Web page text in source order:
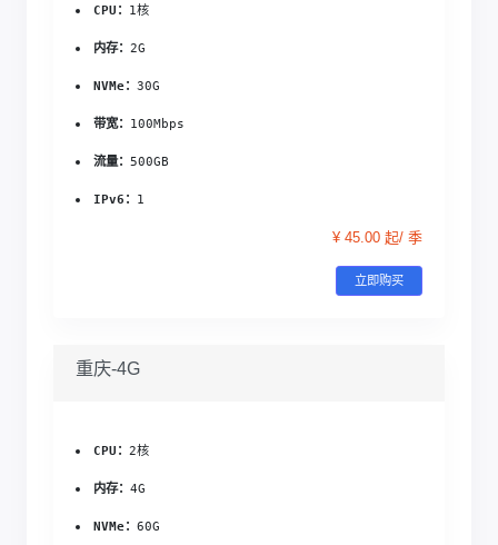
CPU： 1核
内存：2G
NVMe：30G
带宽： 100Mbps
流量： 500GB
IPv6： 1
¥ 45.00 起/ 季
立即购买
重庆-4G
CPU：2核
内存：4G
NVMe：60G